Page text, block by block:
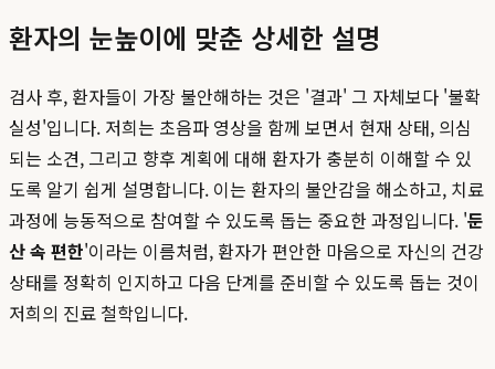
환자의 눈높이에 맞춘 상세한 설명
검사 후, 환자들이 가장 불안해하는 것은 '결과' 그 자체보다 '불확
실성'입니다. 저희는 초음파 영상을 함께 보면서 현재 상태, 의심
되는 소견, 그리고 향후 계획에 대해 환자가 충분히 이해할 수 있
도록 알기 쉽게 설명합니다. 이는 환자의 불안감을 해소하고, 치료
과정에 능동적으로 참여할 수 있도록 돕는 중요한 과정입니다. '둔
산 속 편한'이라는 이름처럼, 환자가 편안한 마음으로 자신의 건강
상태를 정확히 인지하고 다음 단계를 준비할 수 있도록 돕는 것이
저희의 진료 철학입니다.